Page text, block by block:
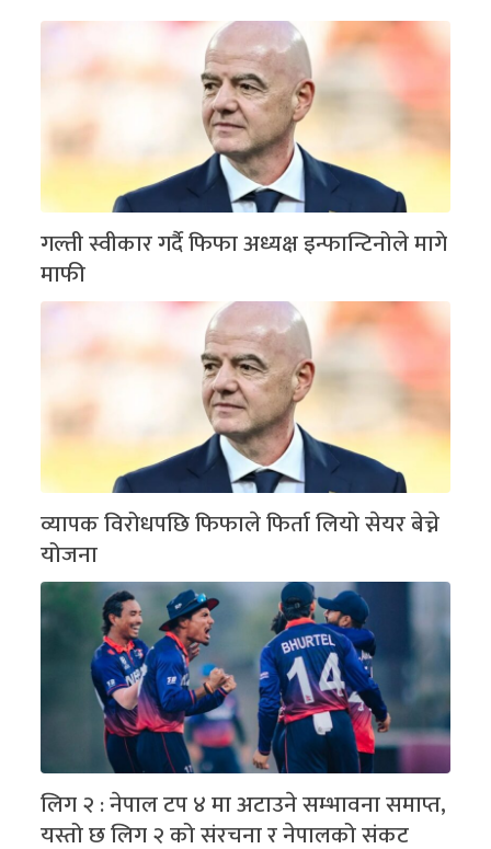
गल्ती स्वीकार गर्दै फिफा अध्यक्ष इन्फान्टिनोले मागे
माफी
व्यापक विरोधपछि फिफाले फिर्ता लियो सेयर बेच्ने
योजना
लिग २ : नेपाल टप ४ मा अटाउने सम्भावना समाप्त,
यस्तो छ लिग २ को संरचना र नेपालको संकट